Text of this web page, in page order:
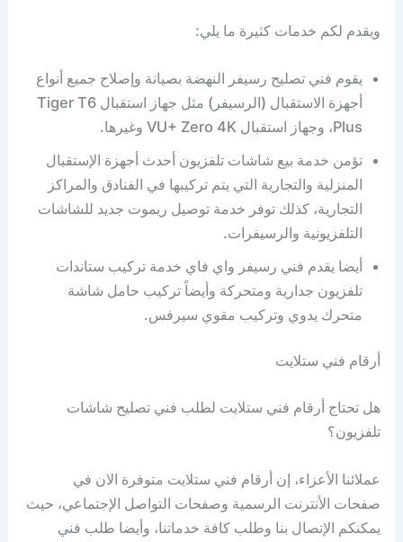
ويقدم لكم خدمات كثيرة ما يلي:
يقوم فني تصليح رسيفر النهضة بصيانة وإصلاح جميع أنواع
أجهزة الاستقبال (الرسيفر) مثل جهاز استقبال Tiger T6
Plus، وجهاز استقبال VU+ Zero 4K وغيرها.
تؤمن خدمة بيع شاشات تلفزيون أحدث أجهزة الإستقبال
المنزلية والتجارية التي يتم تركيبها في الفنادق والمراكز
التجارية، كذلك توفر خدمة توصيل ريموت جديد للشاشات
التلفزيونية والرسيفرات.
أيضا يقدم فني رسيفر واي فاي خدمة تركيب ستاندات
تلفزيون جدارية ومتحركة وأيضاً تركيب حامل شاشة
متحرك يدوي وتركيب مقوي سيرفس.
أرقام فني ستلايت
هل تحتاج أرقام فني ستلايت لطلب فني تصليح شاشات
تلفزيون؟
عملائنا الأعزاء، إن أرقام فني ستلايت متوفرة الان في
صفحات الأنترنت الرسمية وصفحات التواصل الإجتماعي، حيث
يمكنكم الإتصال بنا وطلب كافة خدماتنا، وأيضا طلب فني